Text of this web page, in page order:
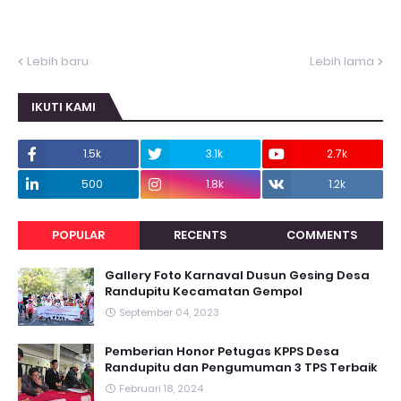
Lebih baru Lebih lama
IKUTI KAMI
1.5k 3.1k
2.7k
500
1.8k 1.2k
POPULAR RECENTS COMMENTS
Gallery Foto Karnaval Dusun Gesing Desa
Randupitu Kecamatan Gempol
September 04, 2023
Pemberian Honor Petugas KPPS Desa
Randupitu dan Pengumuman 3 TPS Terbaik
Februari 18, 2024